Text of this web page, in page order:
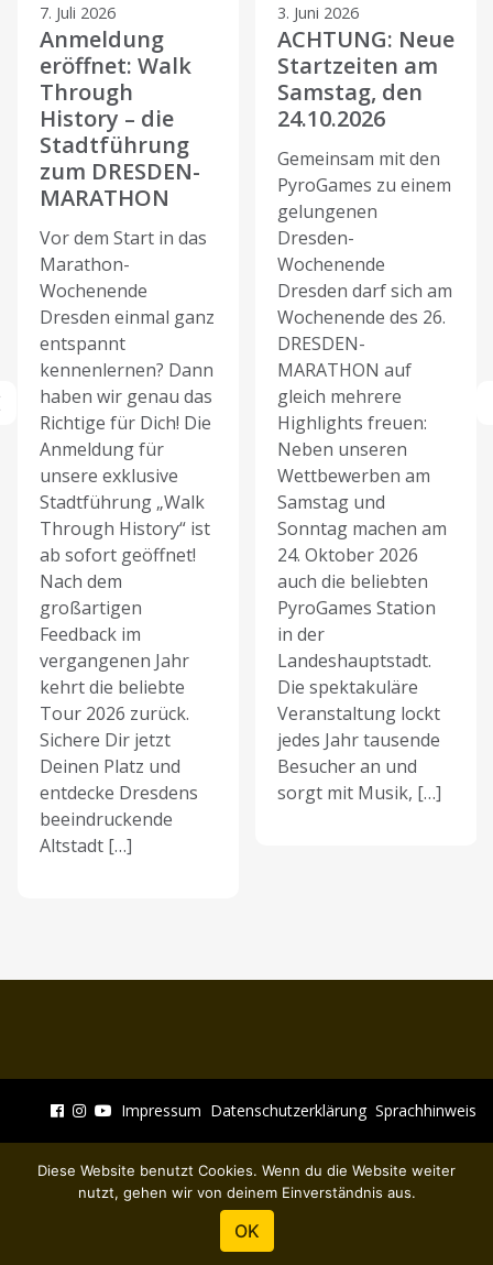
7. Juli 2026
Anmeldung
eröffnet: Walk
Through
History – die
Stadtführung
zum DRESDEN-
MARATHON
Vor dem Start in das
Marathon-
Wochenende
Dresden einmal ganz
entspannt
kennenlernen? Dann
haben wir genau das
Richtige für Dich! Die
Anmeldung für
unsere exklusive
Stadtführung „Walk
Through History“ ist
ab sofort geöffnet!
Nach dem
großartigen
Feedback im
vergangenen Jahr
kehrt die beliebte
Tour 2026 zurück.
Sichere Dir jetzt
Deinen Platz und
entdecke Dresdens
beeindruckende
Altstadt […]
3. Juni 2026
ACHTUNG: Neue
Startzeiten am
Samstag, den
24.10.2026
Gemeinsam mit den
PyroGames zu einem
gelungenen
Dresden-
Wochenende
Dresden darf sich am
Wochenende des 26.
DRESDEN-
MARATHON auf
gleich mehrere
Highlights freuen:
Neben unseren
Wettbewerben am
Samstag und
Sonntag machen am
24. Oktober 2026
auch die beliebten
PyroGames Station
in der
Landeshauptstadt.
Die spektakuläre
Veranstaltung lockt
jedes Jahr tausende
Besucher an und
sorgt mit Musik, […]
Impressum Datenschutzerklärung Sprachhinweis
Diese Website benutzt Cookies. Wenn du die Website weiter
nutzt, gehen wir von deinem Einverständnis aus.
OK